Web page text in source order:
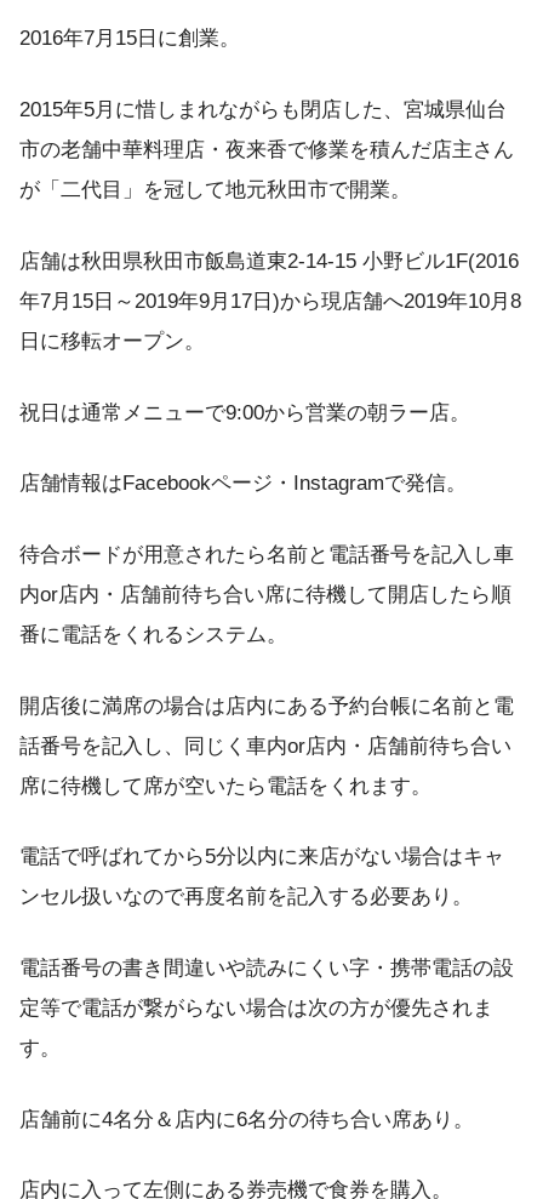
2016年7月15日に創業。
2015年5月に惜しまれながらも閉店した、宮城県仙台
市の老舗中華料理店・夜来香で修業を積んだ店主さん
が「二代目」を冠して地元秋田市で開業。
店舗は秋田県秋田市飯島道東2-14-15 小野ビル1F(2016
年7月15日～2019年9月17日)から現店舗へ2019年10月8
日に移転オープン。
祝日は通常メニューで9:00から営業の朝ラー店。
店舗情報はFacebookページ・Instagramで発信。
待合ボードが用意されたら名前と電話番号を記入し車
内or店内・店舗前待ち合い席に待機して開店したら順
番に電話をくれるシステム。
開店後に満席の場合は店内にある予約台帳に名前と電
話番号を記入し、同じく車内or店内・店舗前待ち合い
席に待機して席が空いたら電話をくれます。
電話で呼ばれてから5分以内に来店がない場合はキャ
ンセル扱いなので再度名前を記入する必要あり。
電話番号の書き間違いや読みにくい字・携帯電話の設
定等で電話が繋がらない場合は次の方が優先されま
す。
店舗前に4名分＆店内に6名分の待ち合い席あり。
店内に入って左側にある券売機で食券を購入。